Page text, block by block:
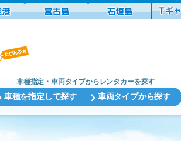
車種指定・車両タイプからレンタカーを探す
車種を指定して探す 車両タイプから探す